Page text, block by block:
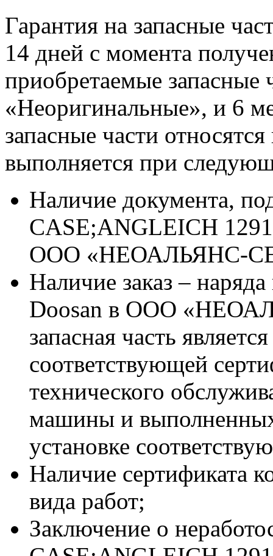
Гарантия на запасные
14 дней с момента
приобретаемые запасные
«Неоригинальные», и 6
запасные части
выполняется при
Наличие документа,
CASE;ANGLEICH
ООО «НЕОАЛЬЯНС-
Наличие заказ –
Doosan в ООО
запасная часть
соответствующей
технического
машины и
установке
Наличие сертификата
вида работ;
Заключение о